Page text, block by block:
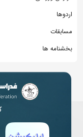
اردوها
مسابقات
بخشنامه ها